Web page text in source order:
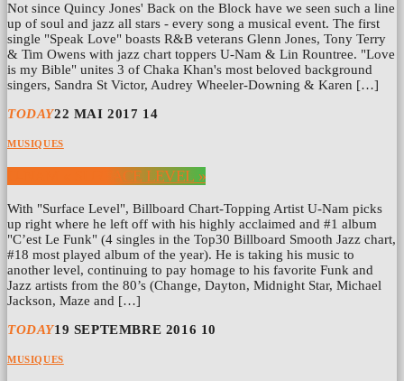
Not since Quincy Jones' Back on the Block have we seen such a line
up of soul and jazz all stars - every song a musical event. The first
single "Speak Love" boasts R&B veterans Glenn Jones, Tony Terry
& Tim Owens with jazz chart toppers U-Nam & Lin Rountree. "Love
is my Bible" unites 3 of Chaka Khan's most beloved background
singers, Sandra St Victor, Audrey Wheeler-Downing & Karen […]
TODAY22 MAI 2017 14
MUSIQUES
U-NAM « SURFACE LEVEL »
With "Surface Level", Billboard Chart-Topping Artist U-Nam picks
up right where he left off with his highly acclaimed and #1 album
"C’est Le Funk" (4 singles in the Top30 Billboard Smooth Jazz chart,
#18 most played album of the year). He is taking his music to
another level, continuing to pay homage to his favorite Funk and
Jazz artists from the 80’s (Change, Dayton, Midnight Star, Michael
Jackson, Maze and […]
TODAY19 SEPTEMBRE 2016 10
MUSIQUES